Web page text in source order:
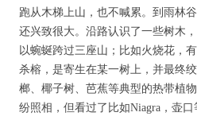
跑从木梯上山，也不喊累。到雨林
还兴致很大。沿路认识了一些树木
以蜿蜒跨过三座山；比如火烧花，
杀榕，是寄生在某一树上，并最终
榔、椰子树、芭蕉等典型的热带植
纷照相，但看过了比如Niagra，壶